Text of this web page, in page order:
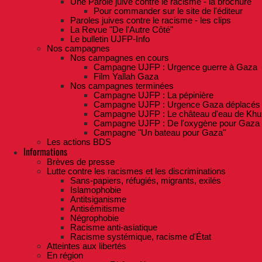
Pour commander sur le site de l'éditeur
Paroles juives contre le racisme - les clips
La Revue "De l'Autre Côté"
Le bulletin UJFP-Info
Nos campagnes
Nos campagnes en cours
Campagne UJFP : Urgence guerre à Gaza
Film Yallah Gaza
Nos campagnes terminées
Campagne UJFP : La pépinière
Campagne UJFP : Urgence Gaza déplacés
Campagne UJFP : Le château d'eau de
Campagne UJFP : De l'oxygène pour Gaza
Campagne "Un bateau pour Gaza"
Les actions BDS
Informations
Brèves de presse
Lutte contre les racismes et les discriminations
Sans-papiers, réfugiés, migrants, exilés
Islamophobie
Antitsiganisme
Antisémitisme
Négrophobie
Racisme anti-asiatique
Racisme systémique, racisme d'État
Atteintes aux libertés
En région